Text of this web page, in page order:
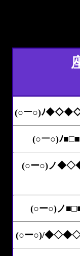
(○ー○)ﾉ
(○ー○)ﾉ
(○ー○)ノ
(○ー○)ノ
(○ー○)/